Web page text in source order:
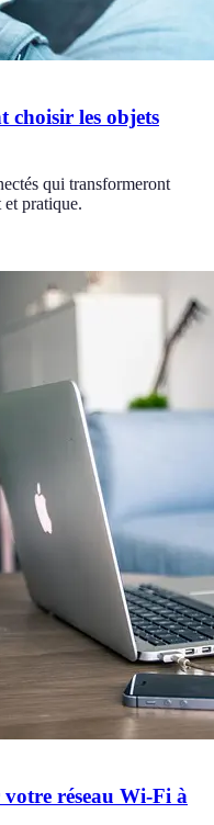
choisir les objets
qui transformeront
pratique.
réseau Wi-Fi à